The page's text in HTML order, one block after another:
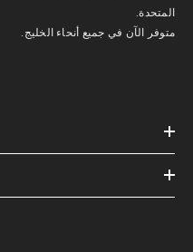
المتحدة.
متوفر الآن في جميع أنحاء الخليج.